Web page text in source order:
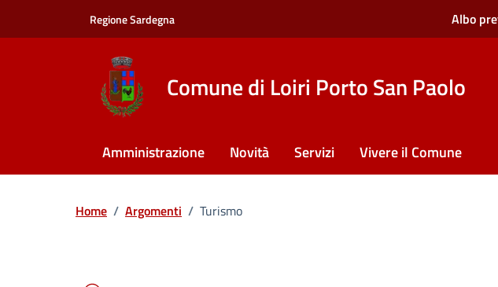
Regione Sardegna Albo
Comune di Loiri Porto San Paolo
Amministrazione Novità Servizi Vivere il Comune
Ricerca
Home / Argomenti / Turismo